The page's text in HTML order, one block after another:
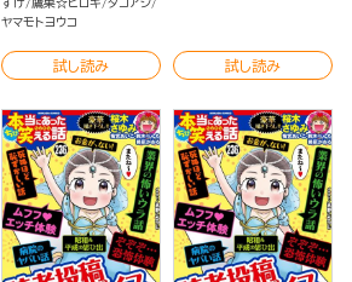
すけ 鷹巣☆ヒロキ タコアシ
ヤマモトヨウコ
試し読み 試し読み